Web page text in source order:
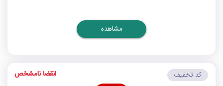
مشاهده
کد تخفیف انقضا نامشخص